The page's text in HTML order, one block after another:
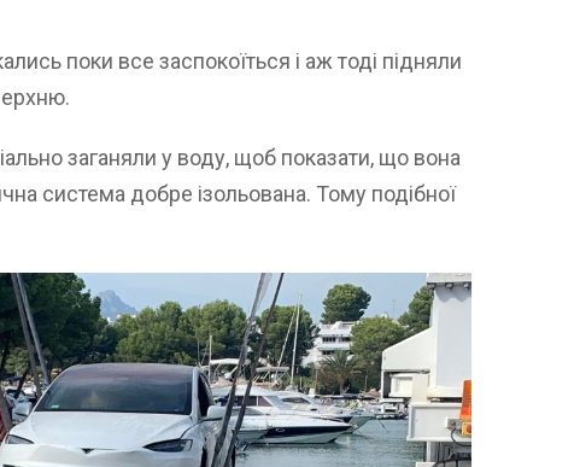
поки все заспокоїться і аж тоді підняли
заганяли у воду, щоб показати, що вона
система добре ізольована. Тому подібної